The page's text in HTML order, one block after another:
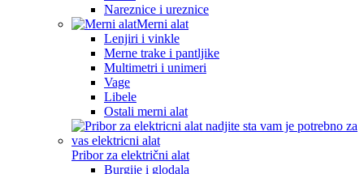
Nareznice i ureznice
Merni alat
Lenjiri i vinkle
Merne trake i pantljike
Multimetri i unimeri
Vage
Libele
Ostali merni alat
Pribor za električni alat
Burgije i glodala